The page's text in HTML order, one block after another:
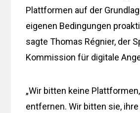
Plattformen auf der
eigenen Bedingungen
sagte Thomas Régnier, der
Kommission für digitale
„Wir bitten keine
entfernen. Wir bitten sie,